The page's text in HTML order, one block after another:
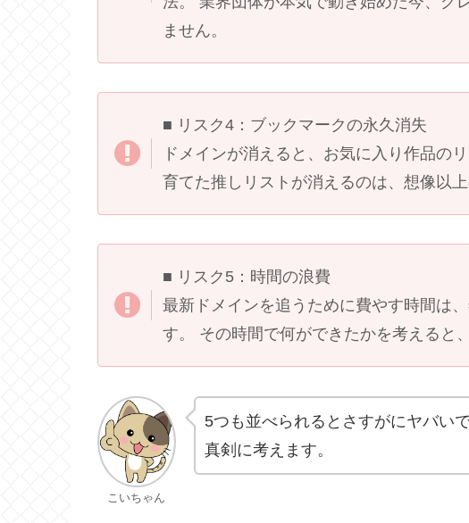
ません。
■ リスク4：ブックマークの永久消失
ドメインが消えると、お気に入り作品の
育てた推しリストが消えるのは、想像以上
■ リスク5：時間の浪費
最新ドメインを追うために費やす時間は
す。 その時間で何ができたかを考えると
こいちゃん
5つも並べられるとさすがにヤバい
真剣に考えます。